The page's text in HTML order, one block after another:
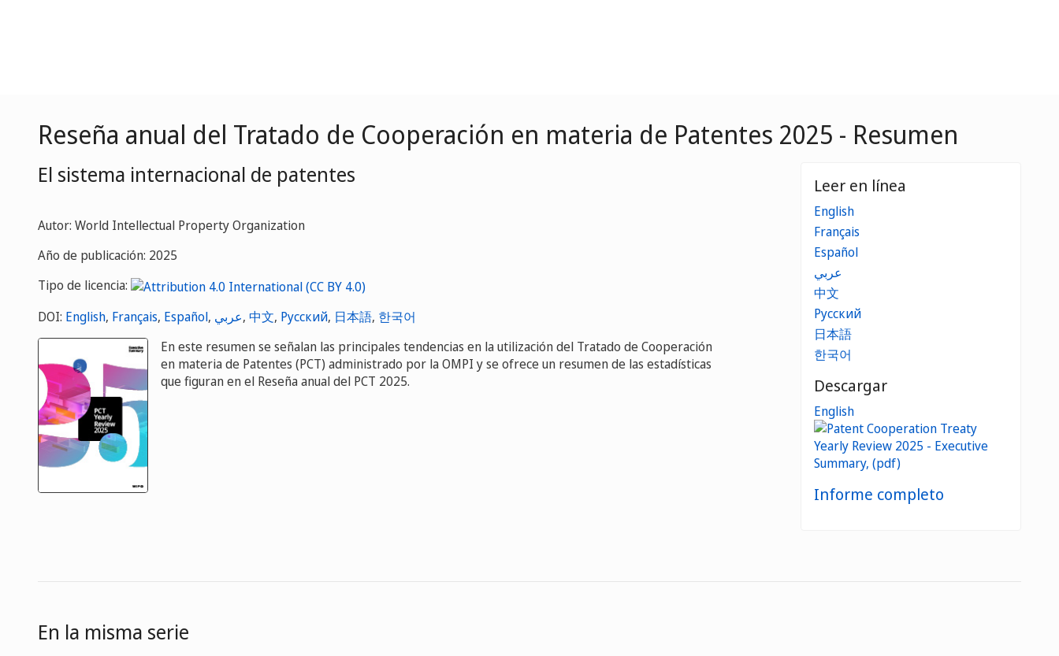
Reseña anual del Tratado de Cooperación en materia de Patentes 2025 - Resumen
El sistema internacional de patentes
Autor: World Intellectual Property Organization
Año de publicación: 2025
Tipo de licencia:
DOI: English, Français, Español, عربي, 中文, Русский, 日本語, 한국어
En este resumen se señalan las principales tendencias en la utilización del Tratado de Cooperación
en materia de Patentes (PCT) administrado por la OMPI y se ofrece un resumen de las estadísticas
que figuran en el Reseña anual del PCT 2025.
Leer en línea
English
Français
Español
عربي
中文
Русский
日本語
한국어
Descargar
English
Informe completo
En la misma serie